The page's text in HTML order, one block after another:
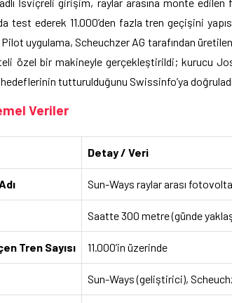
test ederek 11.000’den fazla tren geçişini
Pilot uygulama, Scheuchzer AG tarafından
özel bir makineyle gerçekleştirildi; kurucu
tutturulduğunu Swissinfo’ya
Veriler
Detay / Veri
Sun-Ways raylar arası
Saatte 300 metre (günde
Tren Sayısı 11.000’in üzerinde
Sun-Ways (geliştirici),